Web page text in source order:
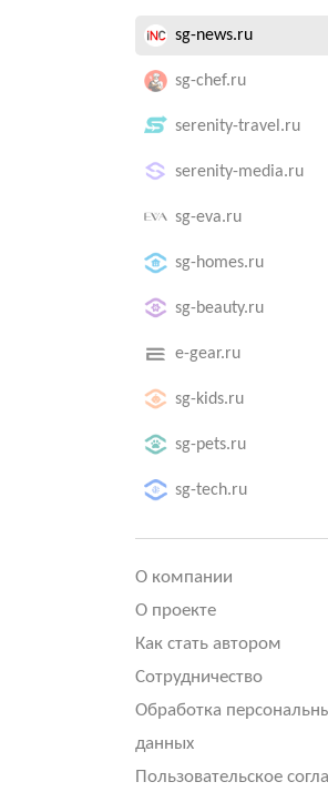
sg-news.ru
sg-chef.ru
serenity-travel.ru
serenity-media.ru
sg-eva.ru
sg-homes.ru
sg-beauty.ru
e-gear.ru
sg-kids.ru
sg-pets.ru
sg-tech.ru
О компании
О проекте
Как стать автором
Сотрудничество
Обработка
данных
Пользовательское